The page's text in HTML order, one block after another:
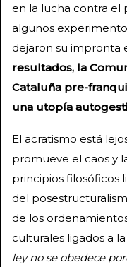
en la lucha contra el
algunos
dejaron su impronta
resultados, la
Cataluña pre-
una utopía
El acratismo está
promueve el caos y
principios filosóficos
del
de los
culturales ligados a
ley no se obedece